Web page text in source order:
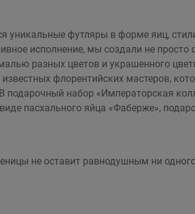
уникальные футляры в форме яиц,
исполнение, мы создали не
разных цветов и украшенного
флорентийских мастеров,
набор «Императорская
пасхального яйца «Фаберже»,
не оставит равнодушным ни